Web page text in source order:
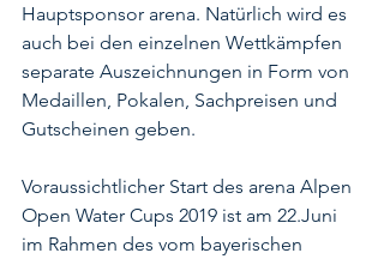
Hauptsponsor arena. Natürlich wird es
auch bei den einzelnen Wettkämpfen
separate Auszeichnungen in Form von
Medaillen, Pokalen, Sachpreisen und
Gutscheinen geben.
Voraussichtlicher Start des arena Alpen
Open Water Cups 2019 ist am 22.Juni
im Rahmen des vom bayerischen